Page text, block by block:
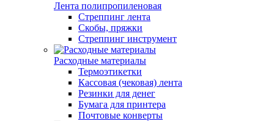
Лента полипропиленовая
Стреппинг лента
Скобы, пряжки
Стреппинг инструмент
Расходные материалы
Термоэтикетки
Кассовая (чековая) лента
Резинки для денег
Бумага для принтера
Почтовые конверты